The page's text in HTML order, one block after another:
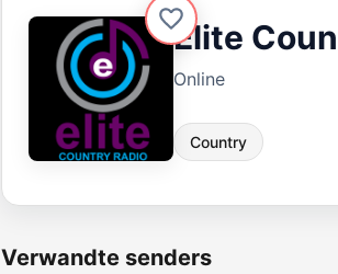
Elite
Online
Country
Verwandte senders